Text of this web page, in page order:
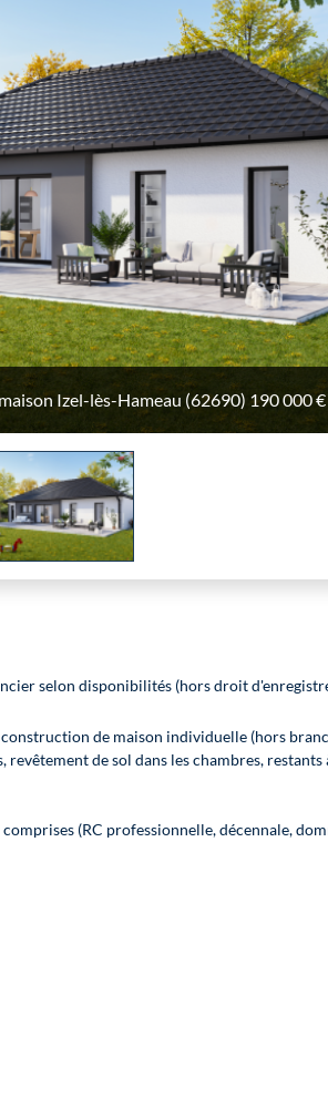
Chargement...
Izel-lès-Hameau (62690) 190 000 €
Izel-lès-Hameau (62690) 190 000 €
selon disponibilités (hors droit
de maison individuelle (hors
de sol dans les chambres, restants
(RC professionnelle, décennale,